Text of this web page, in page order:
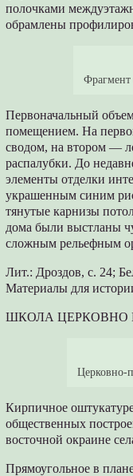
полочками
обрамлены
Фрагмент
Первоначальный
помещением. На
сводом, на втором —
распалубки. До
элементы отделки
украшенным синим
тянутые карнизы
дома были выстланы
сложным рельефным
Лит.: Дроздов, с. 24;
Материалы для
ШКОЛА ЦЕРКОВНО
Церковно-
Кирпичное
общественных
восточной окраине
Прямоугольное в